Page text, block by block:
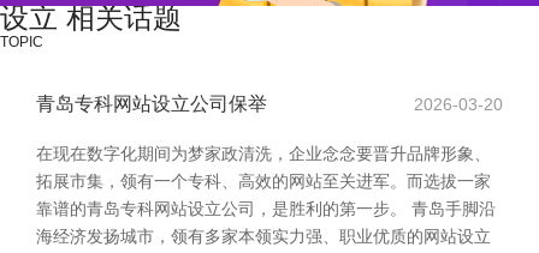
设立 相关话题
TOPIC
青岛专科网站设立公司保举 2026-03-20
在现在数字化期间为梦家政清洗，企业念念要晋升品牌形象、
拓展市集，领有一个专科、高效的网站至关进军。而选拔一家
靠谱的青岛专科网站设立公司，是胜利的第一步。 青岛手脚沿
海经济发扬城市，领有多家本领实力强、职业优质的网站设立